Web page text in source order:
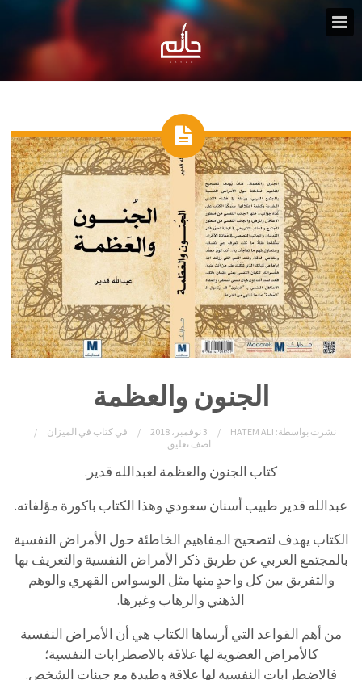
الجنون والعظمة
نشرت بواسطة: HATEM ALI 3 نوفمبر، 2018 في كتاب في الميزان
اضف تعليق
كتاب الجنون والعظمة لعبدالله قدير.
عبدالله قدير طبيب أسنان سعودي وهذا الكتاب باكورة مؤلفاته.
الكتاب يهدف لتصحيح المفاهيم الخاطئة حول الأمراض النفسية
بالمجتمع العربي عن طريق ذكر الأمراض النفسية والتعريف بها
والتفريق بين كل واحدٍ منها مثل الوسواس القهري والوهم
الذهني والرهاب وغيرها.
من أهم القواعد التي أرساها الكتاب هي أن الأمراض النفسية
كالأمراض العضوية لها علاقة بالاضطرابات النفسية؛
فالاضطرابات النفسية لها علاقة وطيدة مع جينات الشخص.